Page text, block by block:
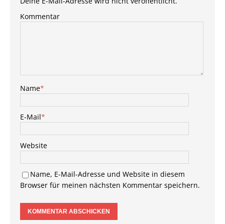
Kommentar
Name*
E-Mail*
Website
Name, E-Mail-Adresse und Website in diesem
Browser für meinen nächsten Kommentar speichern.